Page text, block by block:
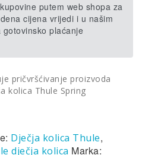
putem web shopa za
cijena vrijedi i u našim
plaćanje
pričvršćivanje proizvoda
kolica Thule Spring
Dječja kolica Thule,
dječja kolica Marka: